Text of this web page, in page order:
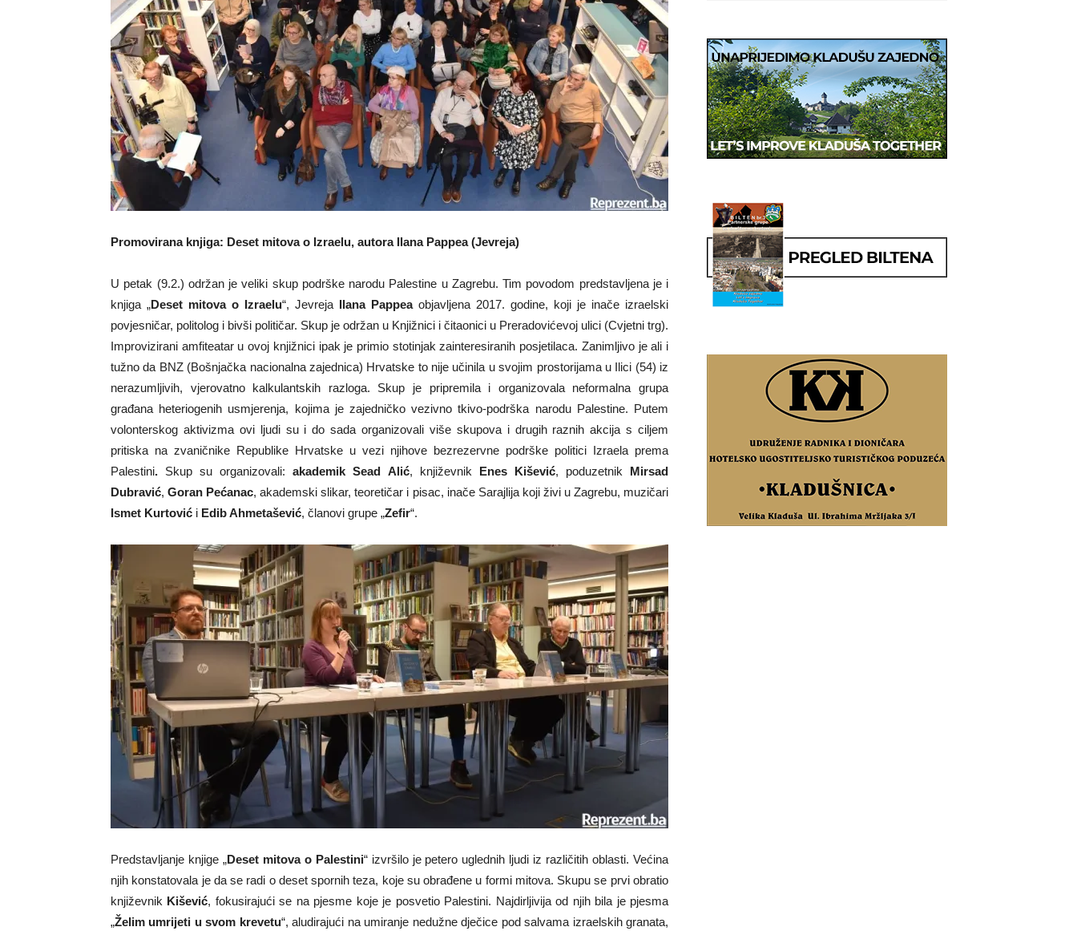
Promovirana knjiga: Deset mitova o Izraelu, autora Ilana Pappea (Jevreja)
U petak (9.2.) održan je veliki skup podrške narodu Palestine u Zagrebu. Tim povodom predstavljena je i
knjiga „Deset mitova o Izraelu“, Jevreja Ilana Pappea objavljena 2017. godine, koji je inače izraelski
povjesničar, politolog i bivši političar. Skup je održan u Knjižnici i čitaonici u Preradovićevoj ulici (Cvjetni trg).
Improvizirani amfiteatar u ovoj knjižnici ipak je primio stotinjak zainteresiranih posjetilaca. Zanimljivo je ali i
tužno da BNZ (Bošnjačka nacionalna zajednica) Hrvatske to nije učinila u svojim prostorijama u Ilici (54) iz
nerazumljivih, vjerovatno kalkulantskih razloga. Skup je pripremila i organizovala neformalna grupa
građana heteriogenih usmjerenja, kojima je zajedničko vezivno tkivo-podrška narodu Palestine. Putem
volonterskog aktivizma ovi ljudi su i do sada organizovali više skupova i drugih raznih akcija s ciljem
pritiska na zvaničnike Republike Hrvatske u vezi njihove bezrezervne podrške politici Izraela prema
Palestini. Skup su organizovali:akademik Sead Alić, književnik Enes Kišević, poduzetnik Mirsad
Dubravić,Goran Pećanac, akademski slikar, teoretičar i pisac, inače Sarajlija koji živi u Zagrebu, muzičari
Ismet Kurtović i Edib Ahmetašević, članovi grupe „Zefir“.
Predstavljanje knjige „Deset mitova o Palestini“ izvršilo je petero uglednih ljudi iz različitih oblasti. Većina
njih konstatovala je da se radi o deset spornih teza, koje su obrađene u formi mitova. Skupu se prvi obratio
književnik Kišević, fokusirajući se na pjesme koje je posvetio Palestini. Najdirljivija od njih bila je pjesma
„Želim umrijeti u svom krevetu“, aludirajući na umiranje nedužne dječice pod salvama izraelskih granata,